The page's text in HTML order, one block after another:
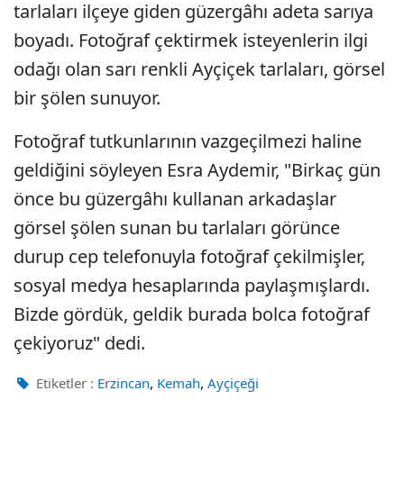
tarlaları ilçeye giden güzergâhı adeta sarıya
boyadı. Fotoğraf çektirmek isteyenlerin ilgi
odağı olan sarı renkli Ayçiçek tarlaları, görsel
bir şölen sunuyor.
Fotoğraf tutkunlarının vazgeçilmezi haline
geldiğini söyleyen Esra Aydemir, "Birkaç gün
önce bu güzergâhı kullanan arkadaşlar
görsel şölen sunan bu tarlaları görünce
durup cep telefonuyla fotoğraf çekilmişler,
sosyal medya hesaplarında paylaşmışlardı.
Bizde gördük, geldik burada bolca fotoğraf
çekiyoruz" dedi.
Etiketler : Erzincan, Kemah, Ayçiçeği